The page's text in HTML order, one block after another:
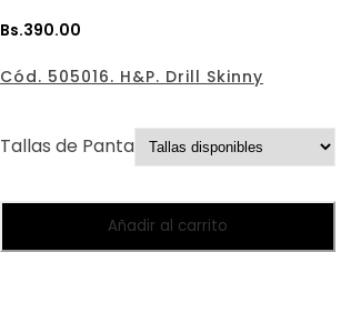
Bs.390.00
Cód. 505016. H&P. Drill Skinny
Tallas de Pantalones:
Añadir al carrito